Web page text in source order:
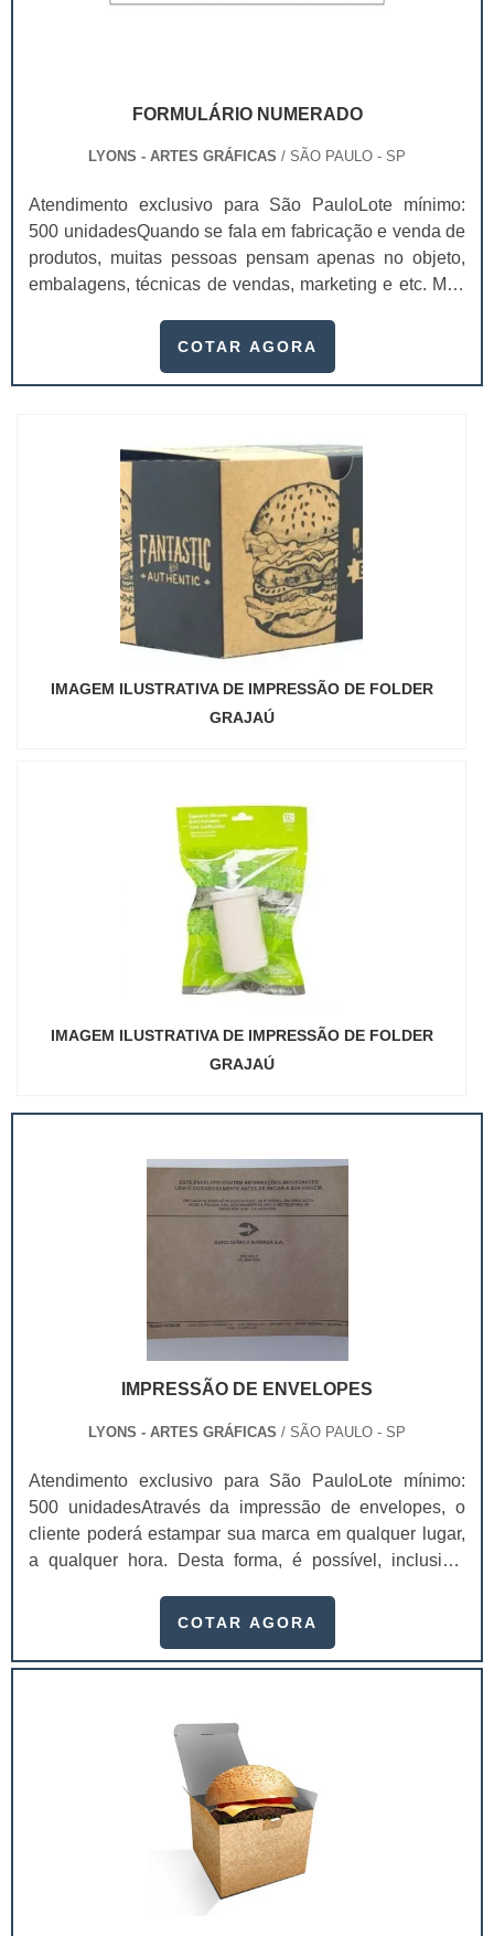
FORMULÁRIO NUMERADO
LYONS - ARTES GRÁFICAS / SÃO PAULO - SP
Atendimento exclusivo para São PauloLote mínimo:
500 unidadesQuando se fala em fabricação e venda de
produtos, muitas pessoas pensam apenas no objeto,
embalagens, técnicas de vendas, marketing e etc. Mas
e logística adequada, esses esforços podem não valer
um papel de destaque muito abrangente, pois este item,
COTAR AGORA
IMAGEM ILUSTRATIVA DE IMPRESSÃO DE FOLDER
GRAJAÚ
IMAGEM ILUSTRATIVA DE IMPRESSÃO DE FOLDER
GRAJAÚ
IMPRESSÃO DE ENVELOPES
LYONS - ARTES GRÁFICAS / SÃO PAULO - SP
Atendimento exclusivo para São PauloLote mínimo:
500 unidadesAtravés da impressão de envelopes, o
cliente poderá estampar sua marca em qualquer lugar,
a qualquer hora. Desta forma, é possível, inclusive,
a impressão, uma empresa pode ter diversas
serviçoFidelizar a marca;Impor mais
credibilidade;Personalizar os materiais de
escritório.Utilizar envelopes para enviar cartas, ofícios,
folhetos, cartões, catálogos, entre outros documentos, é
importante para não danificar nenhum destes materiais
durante o percurso do transporte. Nestes envelopes são
inseridas informações a respeito tanto do remetente
quanto do destinatário, além dos dados da empresa -
tratando-se de envelopes personalizados. Porque além
COTAR AGORA